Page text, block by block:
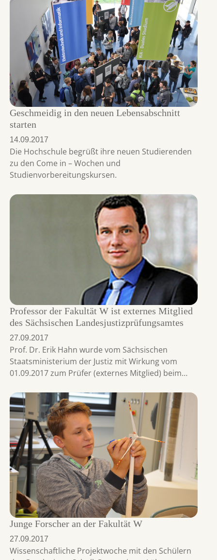
Geschmeidig in den neuen Lebensabschnitt
starten
14.09.2017
Die Hochschule begrüßt ihre neuen Studierenden
zu den Come in – Wochen und
Studienvorbereitungskursen.
Professor der Fakultät W ist externes Mitglied
des Sächsischen Landesjustizprüfungsamtes
27.09.2017
Prof. Dr. Erik Hahn wurde vom Sächsischen
Staatsministerium der Justiz mit Wirkung vom
01.09.2017 zum Prüfer (externes Mitglied) beim…
Junge Forscher an der Fakultät W
27.09.2017
Wissenschaftliche Projektwoche mit den Schülern